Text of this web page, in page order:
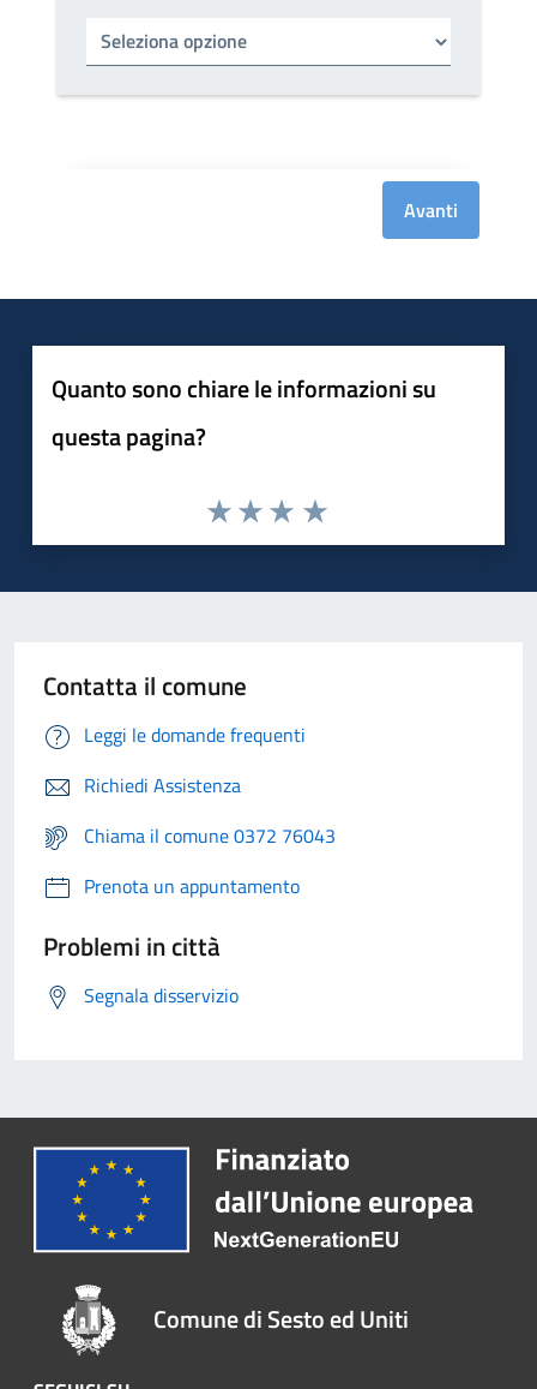
Tipo di ufficio
Avanti
Quanto sono chiare le informazioni su
questa pagina?
Contatta il comune
Leggi le domande frequenti
Richiedi Assistenza
Chiama il comune 0372 76043
Prenota un appuntamento
Problemi in città
Segnala disservizio
Comune di Sesto ed Uniti